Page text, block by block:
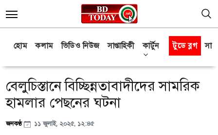
হোম কলাম ভিডিও নিউজ সাপ্তাহিকী কার্টুন টুডে ব্লগ
বেলুচিস্তানে বিচ্ছিন্নতাবাদীদের সামরিক
হামলার পেছনের ঘটনা
জনকণ্ঠ ১১ জুলাই, ২০২৫, ১২:৪৫